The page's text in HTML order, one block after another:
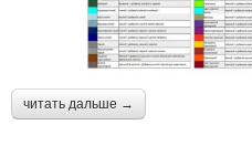
читать дальше →